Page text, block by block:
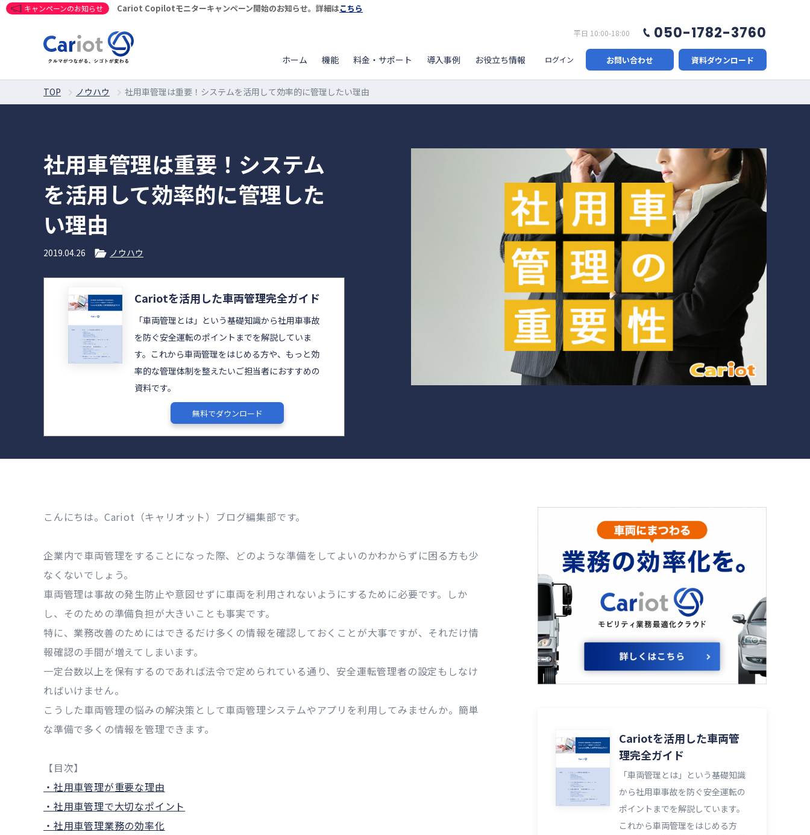
キャンペーンのお知らせ Cariot Copilotモニターキャンペーン開始のお知らせ。詳細はこちら
ホーム 機能 料金・サポート 導入事例 お役立ち情報
平日 10:00-18:00 050-1782-3760
ログイン お問い合わせ 資料ダウンロード
TOP ノウハウ 社用車管理は重要！システムを活用して効率的に管理したい理由
社用車管理は重要！システム
を活用して効率的に管理した
い理由
2019.04.26 ノウハウ
Cariotを活用した車両管理完全ガイド
「車両管理とは」という基礎知識から社用車事故
を防ぐ安全運転のポイントまでを解説していま
す。これから車両管理をはじめる方や、もっと効
率的な管理体制を整えたいご担当者におすすめの
資料です。
無料でダウンロード
こんにちは。Cariot（キャリオット）ブログ編集部です。
企業内で車両管理をすることになった際、どのような準備をしてよいのかわからずに困る方も少
なくないでしょう。
車両管理は事故の発生防止や意図せずに車両を利用されないようにするために必要です。しか
し、そのための準備負担が大きいことも事実です。
特に、業務改善のためにはできるだけ多くの情報を確認しておくことが大事ですが、それだけ情
報確認の手間が増えてしまいます。
一定台数以上を保有するのであれば法令で定められている通り、安全運転管理者の設定もしなけ
ればいけません。
こうした車両管理の悩みの解決策として車両管理システムやアプリを利用してみませんか。簡単
な準備で多くの情報を管理できます。
【目次】
・社用車管理が重要な理由
・社用車管理で大切なポイント
・社用車管理業務の効率化
Cariotを活用した車両管
理完全ガイド
「車両管理とは」という基礎知識
から社用車事故を防ぐ安全運転の
ポイントまでを解説しています。
これから車両管理をはじめる方